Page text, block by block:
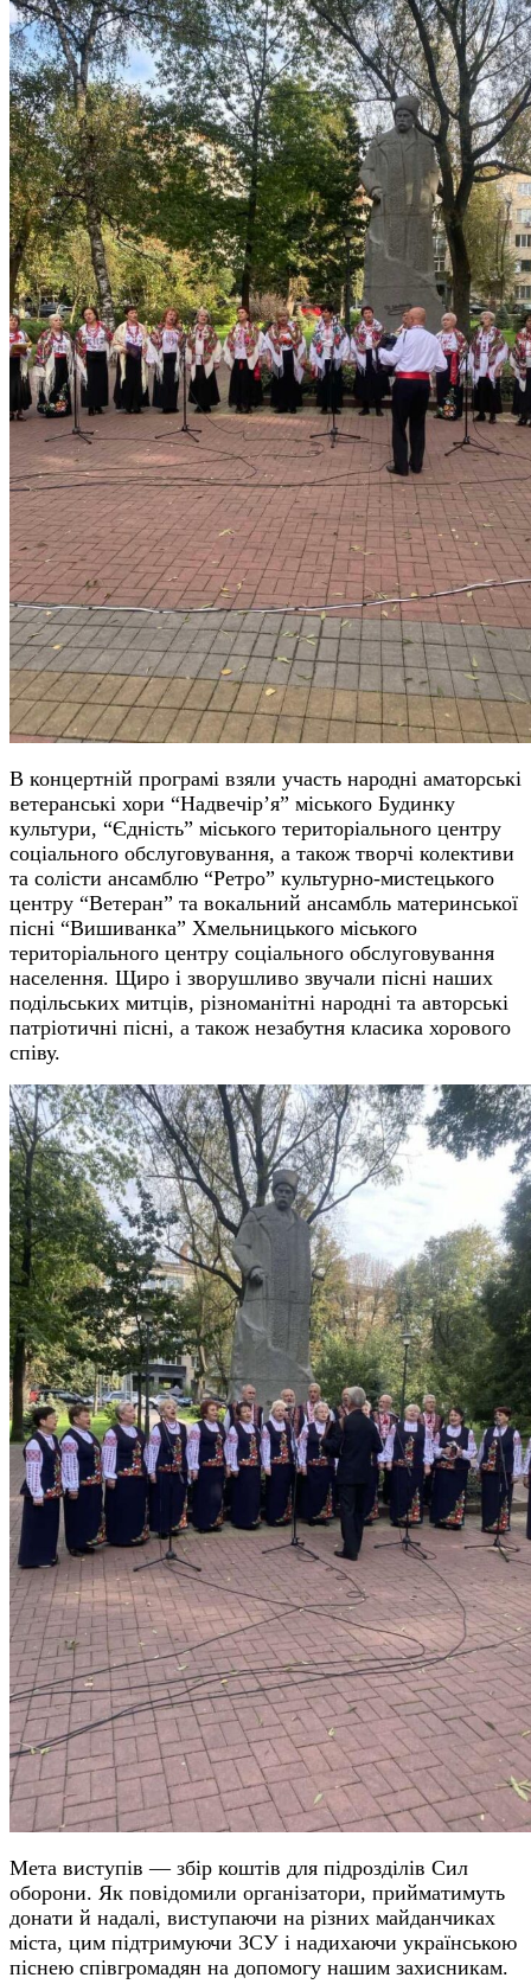
В концертній програмі взяли участь народні аматорські
ветеранські хори “Надвечір’я” міського Будинку
культури, “Єдність” міського територіального центру
соціального обслуговування, а також творчі колективи
та солісти ансамблю “Ретро” культурно-мистецького
центру “Ветеран” та вокальний ансамбль материнської
пісні “Вишиванка” Хмельницького міського
територіального центру соціального обслуговування
населення. Щиро і зворушливо звучали пісні наших
подільських митців, різноманітні народні та авторські
патріотичні пісні, а також незабутня класика хорового
співу.
Мета виступів — збір коштів для підрозділів Сил
оборони. Як повідомили організатори, прийматимуть
донати й надалі, виступаючи на різних майданчиках
міста, цим підтримуючи ЗСУ і надихаючи українською
піснею співгромадян на допомогу нашим захисникам.